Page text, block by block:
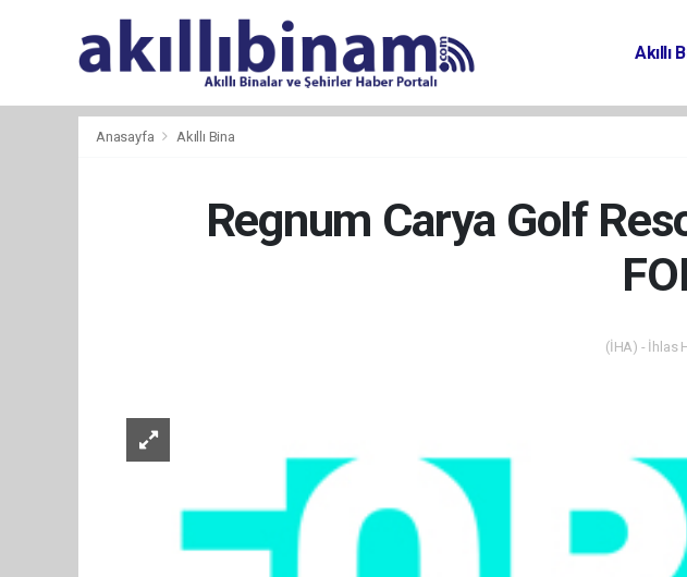
Akıllı
Anasayfa Akıllı Bina
Regnum Carya Golf
(İHA) - İhlas